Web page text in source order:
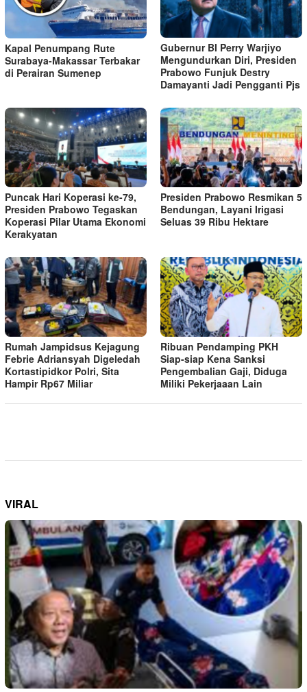
Kapal Penumpang Rute
Surabaya-Makassar Terbakar
di Perairan Sumenep
Gubernur BI Perry Warjiyo
Mengundurkan Diri, Presiden
Prabowo Funjuk Destry
Damayanti Jadi Pengganti Pjs
Puncak Hari Koperasi ke-79,
Presiden Prabowo Tegaskan
Koperasi Pilar Utama Ekonomi
Kerakyatan
Presiden Prabowo Resmikan 5
Bendungan, Layani Irigasi
Seluas 39 Ribu Hektare
Rumah Jampidsus Kejagung
Febrie Adriansyah Digeledah
Kortastipidkor Polri, Sita
Hampir Rp67 Miliar
Ribuan Pendamping PKH
Siap-siap Kena Sanksi
Pengembalian Gaji, Diduga
Miliki Pekerjaaan Lain
VIRAL